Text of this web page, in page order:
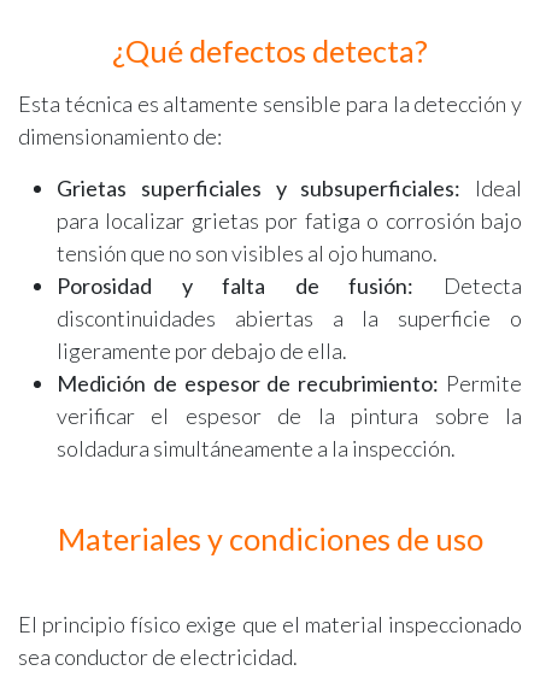
¿Qué defectos detecta?
Esta técnica es altamente sensible para la detección y
dimensionamiento de:
Grietas superficiales y subsuperficiales: Ideal
para localizar grietas por fatiga o corrosión bajo
tensión que no son visibles al ojo humano.
Porosidad y falta de fusión: Detecta
discontinuidades abiertas a la superficie o
ligeramente por debajo de ella.
Medición de espesor de recubrimiento: Permite
verificar el espesor de la pintura sobre la
soldadura simultáneamente a la inspección.
Materiales y condiciones de uso
El principio físico exige que el material inspeccionado
sea conductor de electricidad.